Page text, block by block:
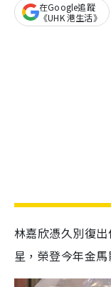
在Google追蹤
《UHK 港生活》
林嘉欣憑久別復
星，榮登今年金馬